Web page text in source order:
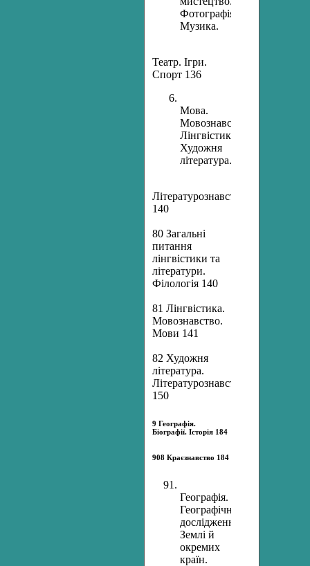
Фотографія.
Музика.
Театр. Ігри.
Спорт 136
Мова.
Мовознавство.
Лінгвістика.
Художня
література.
Літературознавство
140
80 Загальні
питання
лінгвістики та
літератури.
Філологія 140
81 Лінгвістика.
Мовознавство.
Мови 141
82 Художня
література.
Літературознавство
150
9 Географія.
Біографії. Історія 184
908 Краєзнавство 184
Географія.
Географічні
дослідження
Землі й
окремих
країн.